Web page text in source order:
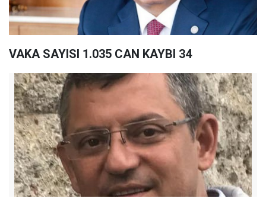
VAKA SAYISI 1.035 CAN KAYBI 34